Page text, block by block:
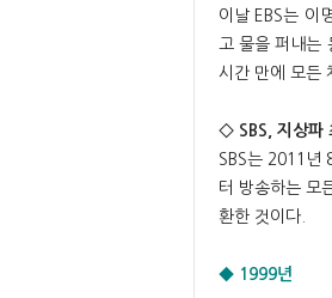
이날 EBS는 이
고 물을 퍼내는
시간 만에 모든
◇ SBS, 지상파
SBS는 2011년
터 방송하는 모
환한 것이다.
◆ 1999년